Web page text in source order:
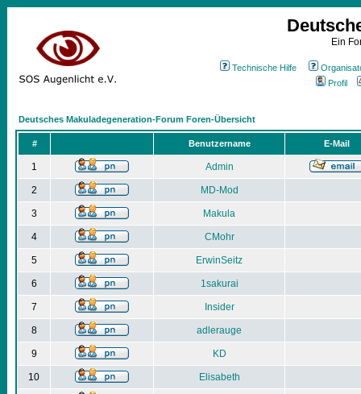
Ein
Technische Hilfe
Profil
Deutsches Makuladegeneration-Forum Foren-Übersicht
# Benutzername E-Mail
1 Admin
2 MD-Mod
3 Makula
4 CMohr
5 ErwinSeitz
6 1sakurai
7 Insider
8 adlerauge
9 KD
10 Elisabeth